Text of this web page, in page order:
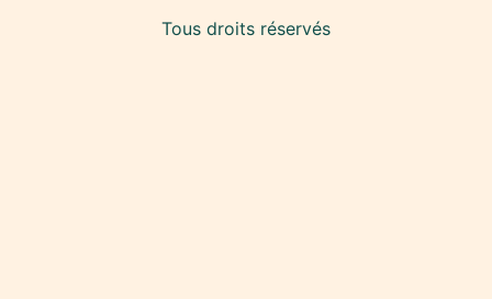
Tous droits réservés